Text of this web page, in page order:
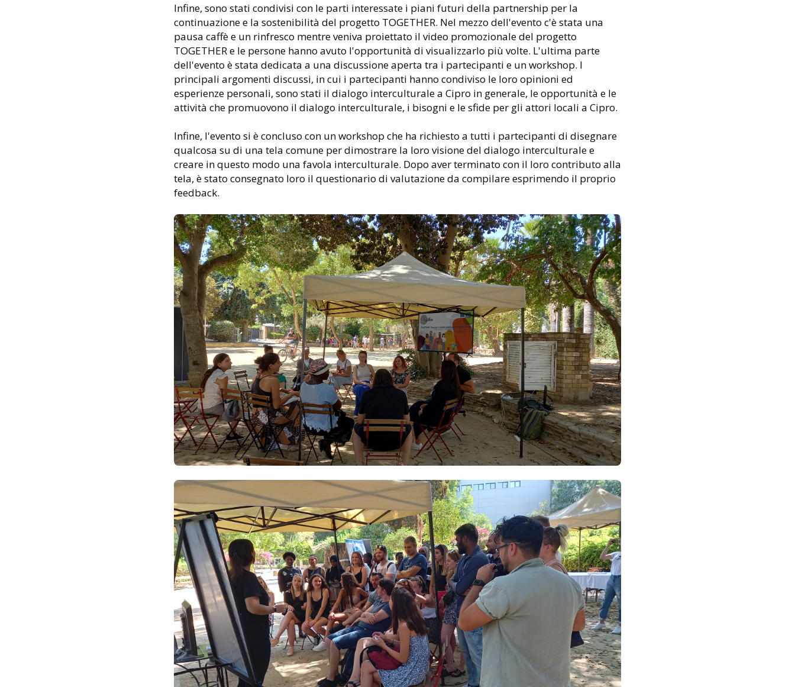
Infine, sono stati condivisi con le parti interessate i piani futuri della partnership per la
continuazione e la sostenibilità del progetto TOGETHER. Nel mezzo dell'evento c'è stata una
pausa caffè e un rinfresco mentre veniva proiettato il video promozionale del progetto
TOGETHER e le persone hanno avuto l'opportunità di visualizzarlo più volte. L'ultima parte
dell'evento è stata dedicata a una discussione aperta tra i partecipanti e un workshop. I
principali argomenti discussi, in cui i partecipanti hanno condiviso le loro opinioni ed
esperienze personali, sono stati il dialogo interculturale a Cipro in generale, le opportunità e le
attività che promuovono il dialogo interculturale, i bisogni e le sfide per gli attori locali a Cipro.
Infine, l'evento si è concluso con un workshop che ha richiesto a tutti i partecipanti di disegnare
qualcosa su di una tela comune per dimostrare la loro visione del dialogo interculturale e
creare in questo modo una favola interculturale. Dopo aver terminato con il loro contributo alla
tela, è stato consegnato loro il questionario di valutazione da compilare esprimendo il proprio
feedback.